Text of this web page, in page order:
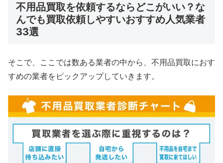
不用品買取を依頼するならどこがいい？な
んでも買取依頼しやすいおすすめ人気業者
33選
そこで、ここでは数ある業者の中から、不用品買取におす
すめの業者をピックアップしていきます。